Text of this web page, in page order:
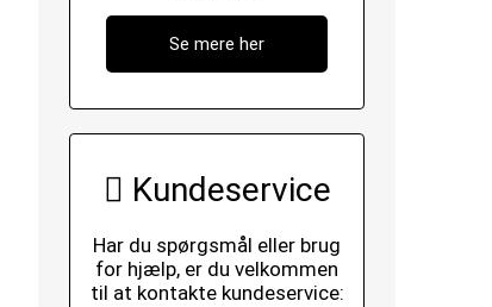
Se mere her
Kundeservice
Har du spørgsmål eller brug
for hjælp, er du velkommen
til at kontakte kundeservice: